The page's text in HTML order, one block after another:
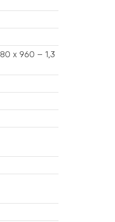
x 960 – 1,3